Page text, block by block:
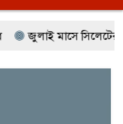
সড়কে দুর্ঘটনায় প্রাণ গেল